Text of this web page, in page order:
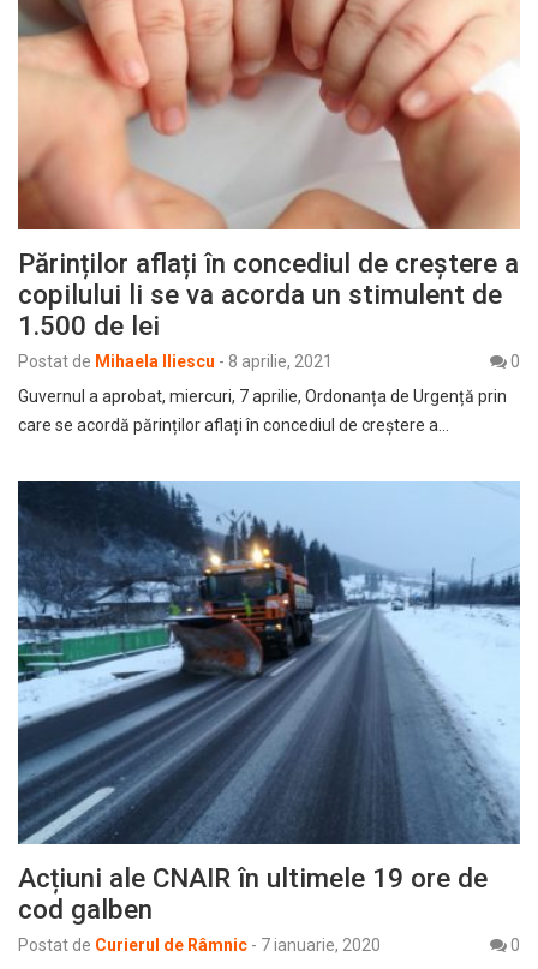
Părinților aflați în concediul de creștere a
copilului li se va acorda un stimulent de
1.500 de lei
Postat de Mihaela Iliescu - 8 aprilie, 2021
0
Guvernul a aprobat, miercuri, 7 aprilie, Ordonanța de Urgență prin
care se acordă părinților aflați în concediul de creștere a…
Acțiuni ale CNAIR în ultimele 19 ore de
cod galben
Postat de Curierul de Râmnic - 7 ianuarie, 2020
0